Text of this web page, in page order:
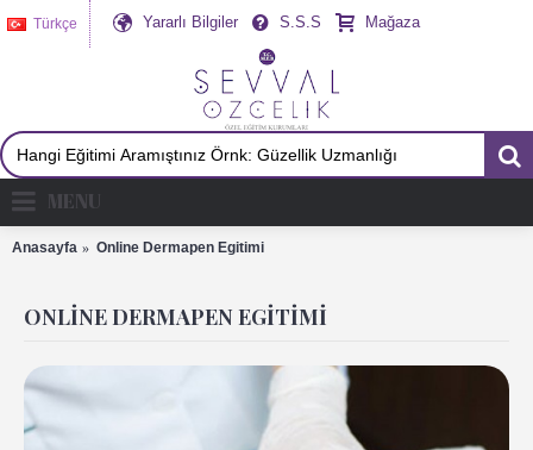
Türkçe Yararlı Bilgiler S.S.S Mağaza
MENU
Anasayfa Online Dermapen Egitimi
ONLINE DERMAPEN EGITIMI